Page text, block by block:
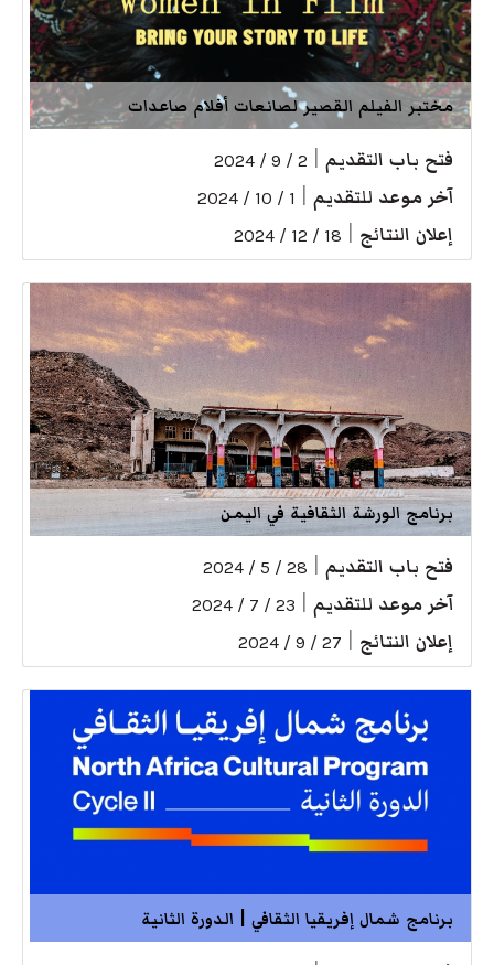
مختبر الفيلم القصير لصانعات أفلام صاعدات
فتح باب التقديم 2 / 9 / 2024
آخر موعد للتقديم 1 / 10 / 2024
إعلان النتائج 18 / 12 / 2024
برنامج الورشة الثقافية في اليمن
فتح باب التقديم 28 / 5 / 2024
آخر موعد للتقديم 23 / 7 / 2024
إعلان النتائج 27 / 9 / 2024
برنامج شمال إفريقيا الثقافي | الدورة الثانية